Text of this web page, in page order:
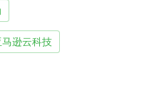
马逊云科技